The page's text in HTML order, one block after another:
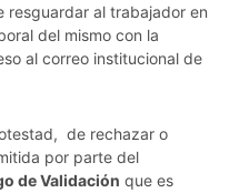
resguardar al trabajador en
del mismo con la
al correo institucional de
de rechazar o
por parte del
de Validación que es